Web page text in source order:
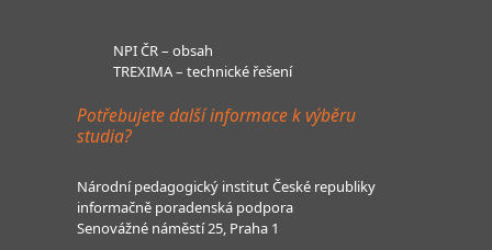
NPI ČR – obsah
TREXIMA – technické řešení
Potřebujete další informace k výběru
studia?
Národní pedagogický institut České republiky
informačně poradenská podpora
Senovážné náměstí 25, Praha 1